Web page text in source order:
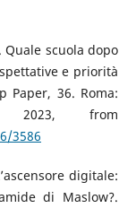
Quale scuola dopo
e priorità
Paper, 36. Roma:
2023, from
3586
digitale:
di Maslow?.